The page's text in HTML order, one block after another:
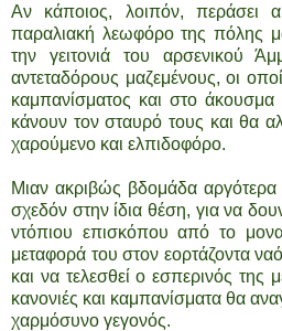
Αν κάποιος, λοιπόν, περάσει
παραλιακή λεωφόρο της πόλης
την γειτονιά του αρσενικού
αντεταδόρους μαζεμένους, οι
καμπανίσματος και στο
κάνουν τον σταυρό τους και θα
χαρούμενο και ελπιδοφόρο.
Μιαν ακριβώς βδομάδα αργότερα
σχεδόν στην ίδια θέση, για να
ντόπιου επισκόπου από το
μεταφορά του στον εορτάζοντα
και να τελεσθεί ο εσπερινός της
κανονιές και καμπανίσματα θα
χαρμόσυνο γεγονός.